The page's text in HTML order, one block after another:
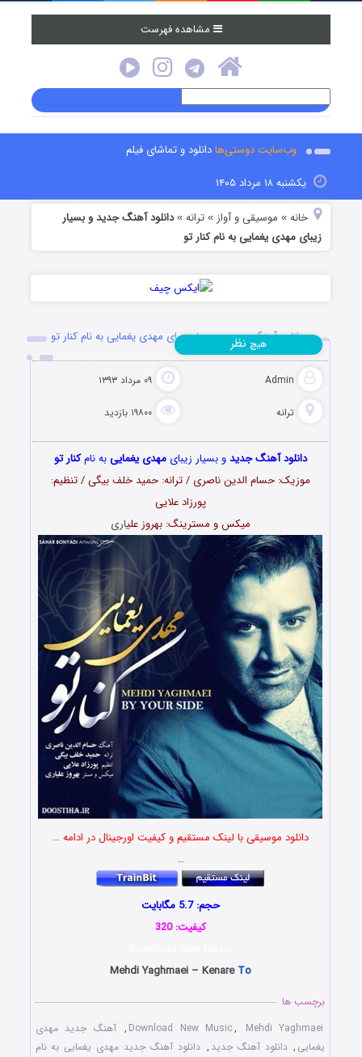
مشاهده فهرست
وب‌سایت دوستی‌هادانلود و تماشای فیلم
یکشنبه ۱۸ مرداد ۱۴۰۵
خانه » موسیقی و آواز »ترانه »دانلود آهنگ جدید و بسیار
زیبای مهدی یغمایی به نام کنار تو
دانلود آهنگ جدید و بسیار زیبای مهدی یغمایی به نام کنار تو
Admin ۰۹ مرداد ۱۳۹۳
ترانه ۱۹۸۰۰ بازدید
هیچ نظر
دانلود آهنگ جدیدو بسیار زیبایمهدی یغماییبه نامکنار تو
موزیک: حسام الدین ناصری / ترانه: حمید خلف بیگی / تنظیم:
پورزاد علایی
میکس و مسترینگ: بهروز علیاری
دانلود موسیقی با لینک مستقیم و کیفیت اورجینال در ادامه …
…
حجم: 5.7 مگابایت
کیفیت: 320
Mehdi Yaghmaei – KenareTo
برچسب ها
Download New Music, Mehdi Yaghmaei
, آهنگ جدید مهدی
یغمایی , دانلود آهنگ جدید , دانلود آهنگ جدید مهدی یغمایی به نام